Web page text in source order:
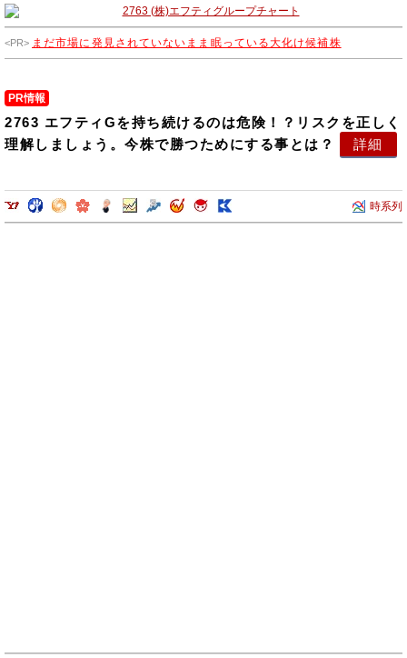
売・施工等を行っております。
まだ市場に発見されていないまま眠っている大化け候補株
PR情報
2763 エフティGを持ち続けるのは危険！？リスクを正しく
理解しましょう。今株で勝つためにする事とは？
詳細
時系列